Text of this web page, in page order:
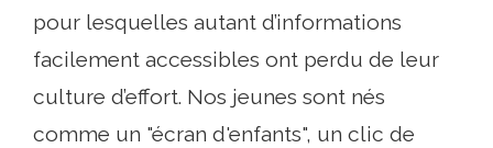
pour lesquelles autant d’informations
facilement accessibles ont perdu de leur
culture d’effort. Nos jeunes sont nés
comme un "écran d'enfants", un clic de